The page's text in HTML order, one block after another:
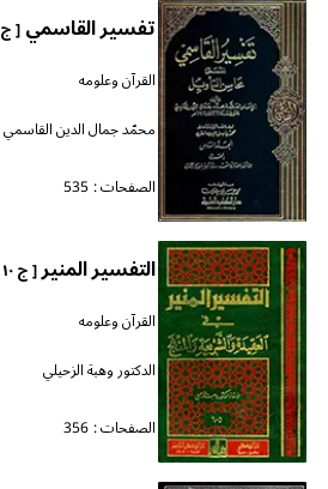
تفسير القاسمي[ ج ٦ ]
القرآن وعلومه
محمّد جمال الدين القاسمي
الصفحات : 535
التفسير المنير[ ج ١٠ ]
القرآن وعلومه
الدكتور وهبة الزحيلي
الصفحات : 356